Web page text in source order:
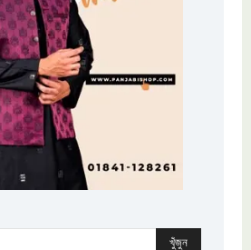
খুঁজুন